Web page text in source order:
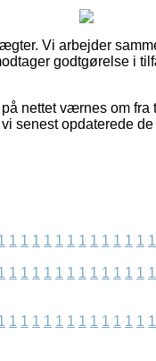
Vi arbejder
godtgørelse i
nettet værnes om
senest opdaterede
1 1 1 1 1 1 1 1 1 1 1 1 1
1 1 1 1 1 1 1 1 1 1 1 1 1
1 1 1 1 1 1 1 1 1 1 1 1 1